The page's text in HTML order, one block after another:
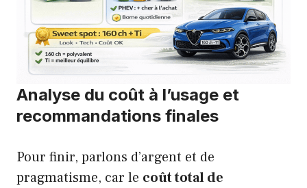
Analyse du coût à l’usage et
recommandations finales
Pour finir, parlons d’argent et de
pragmatisme, car le coût total de